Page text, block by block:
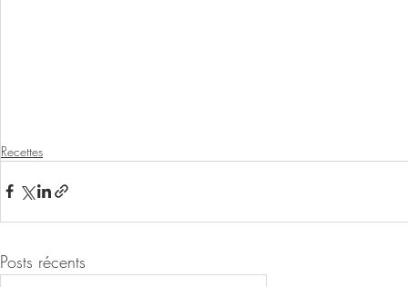
Recettes
Posts récents